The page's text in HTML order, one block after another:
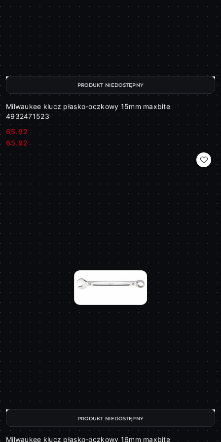
Milwaukee klucz płasko-oczkowy 15mm maxbite
4932471523
Cena:
65.92
Cena:
65.92
PRODUKT NIEDOSTĘPNY
Milwaukee klucz płasko-oczkowy 16mm maxbite
PRODUKT NIEDOSTĘPNY